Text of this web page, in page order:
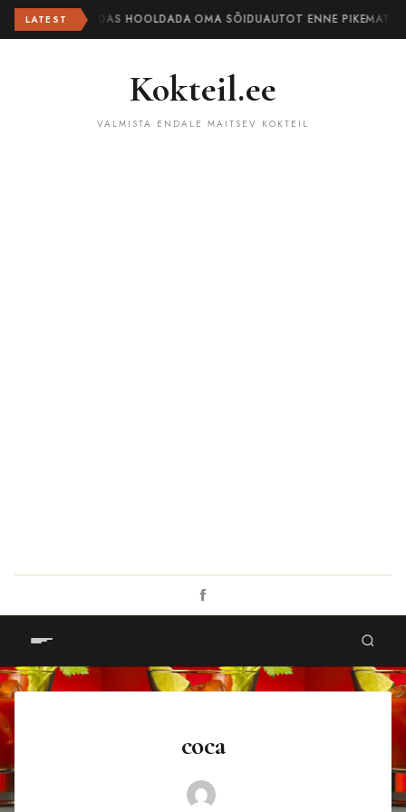
LATEST KUIDAS HOOLDADA OMA SÕIDUAUTOT ENNE PIKEMAT
Kokteil.ee
VALMISTA ENDALE MAITSEV KOKTEIL
coca
·